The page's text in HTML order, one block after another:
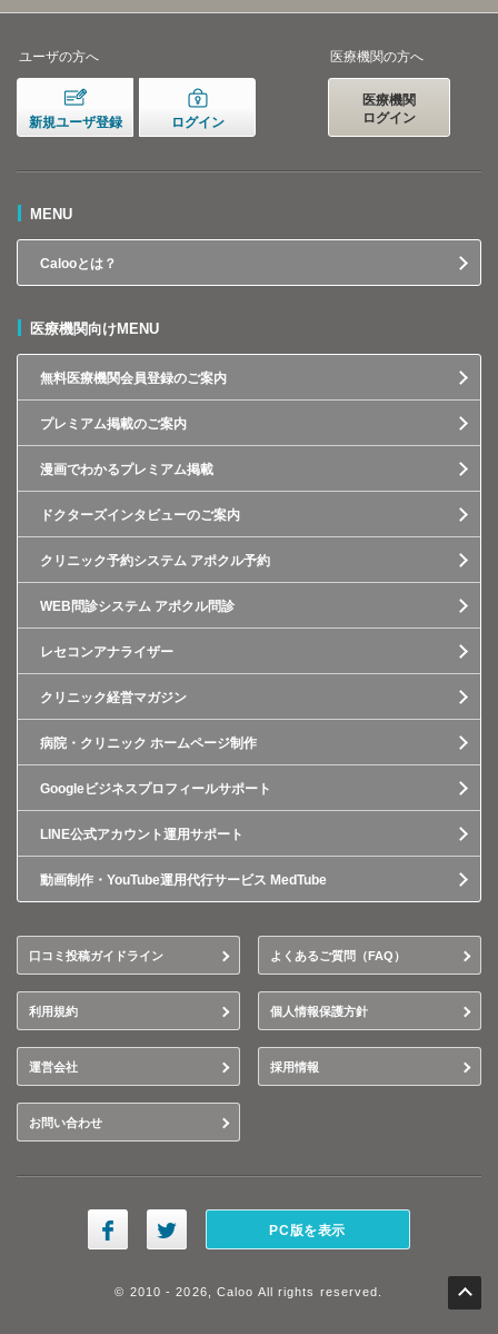
ユーザの方へ
新規ユーザ登録 ログイン
医療機関の方へ
医療機関
ログイン
MENU
Calooとは？
医療機関向けMENU
無料医療機関会員登録のご案内
プレミアム掲載のご案内
漫画でわかるプレミアム掲載
ドクターズインタビューのご案内
クリニック予約システム アポクル予約
WEB問診システム アポクル問診
レセコンアナライザー
クリニック経営マガジン
病院・クリニック ホームページ制作
Googleビジネスプロフィールサポート
LINE公式アカウント運用サポート
動画制作・YouTube運用代行サービス MedTube
口コミ投稿ガイドライン よくあるご質問（FAQ）
利用規約 個人情報保護方針
運営会社 採用情報
お問い合わせ
PC版を表示
© 2010 - 2026, Caloo All rights reserved.